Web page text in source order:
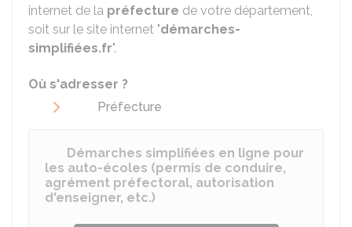
internet de la préfecture de votre département,
soit sur le site internet "démarches-
simplifiées.fr".
Où s'adresser ?
Préfecture
Démarches simplifiées en ligne pour
les auto-écoles (permis de conduire,
agrément préfectoral, autorisation
d'enseigner, etc.)